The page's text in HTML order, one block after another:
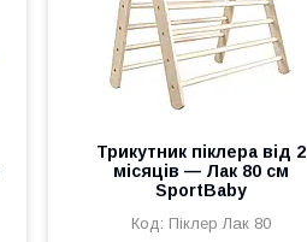
Трикутник піклера від 2
місяців — Лак 80 см
SportBaby
Піклер Лак 80